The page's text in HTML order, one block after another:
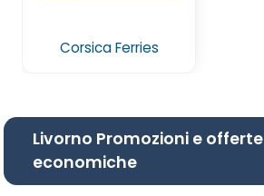
Corsica Ferries
Livorno Promozioni e offerte
economiche